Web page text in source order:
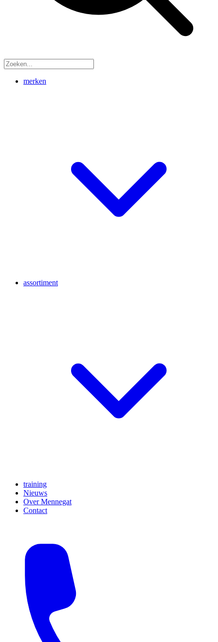
merken
assortiment
training
Nieuws
Over Mennegat
Contact